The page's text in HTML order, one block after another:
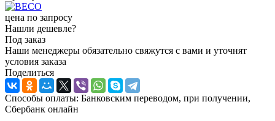
цена по запросу
Нашли дешевле?
Под заказ
Наши менеджеры обязательно свяжутся с вами и уточнят
условия заказа
Поделиться
Способы оплаты: Банковским переводом, при получении,
Сбербанк онлайн